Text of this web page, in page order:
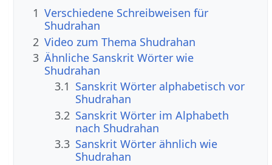
1 Verschiedene Schreibweisen für
Shudrahan
2 Video zum Thema Shudrahan
3 Ähnliche Sanskrit Wörter wie
Shudrahan
3.1 Sanskrit Wörter alphabetisch vor
Shudrahan
3.2 Sanskrit Wörter im Alphabeth
nach Shudrahan
3.3 Sanskrit Wörter ähnlich wie
Shudrahan